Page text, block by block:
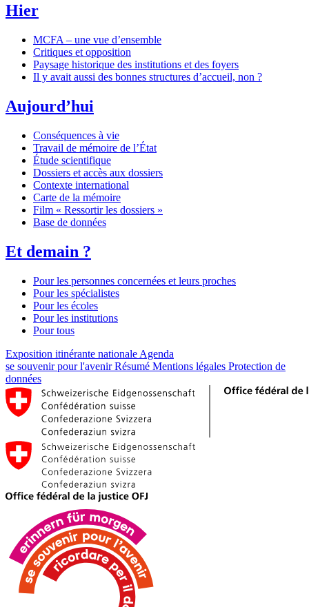
Hier
MCFA – une vue d’ensemble
Critiques et opposition
Paysage historique des institutions et des foyers
Il y avait aussi des bonnes structures d’accueil, non ?
Aujourd’hui
Conséquences à vie
Travail de mémoire de l’État
Étude scientifique
Dossiers et accès aux dossiers
Contexte international
Carte de la mémoire
Film « Ressortir les dossiers »
Base de données
Et demain ?
Pour les personnes concernées et leurs proches
Pour les spécialistes
Pour les écoles
Pour les institutions
Pour tous
Exposition itinérante nationale Agenda
se souvenir pour l'avenirRésumé Mentions légales Protection de
données